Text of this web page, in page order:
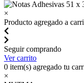
×
Producto agregado a
Seguir comprando
Ver carrito
0 item(s) agregado tu
×